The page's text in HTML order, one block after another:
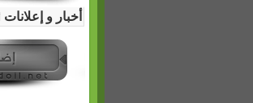
أخبار و إعلانات